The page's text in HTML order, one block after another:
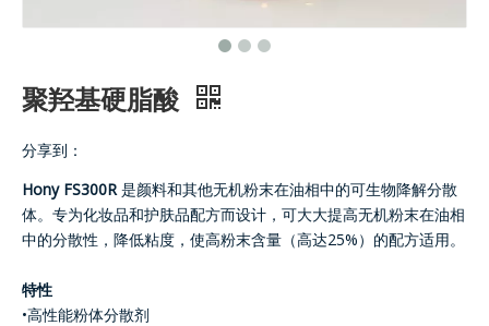
聚羟基硬脂酸
分享到：
Hony FS300R是颜料和其他无机粉末在油相中的可生物降解分散
体。专为化妆品和护肤品配方而设计，可大大提高无机粉末在油相
中的分散性，降低粘度，使高粉末含量（高达25%）的配方适用。
特性
•高性能粉体分散剂